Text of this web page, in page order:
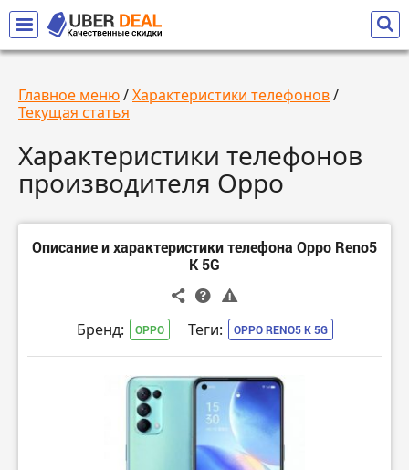
Главное меню/Характеристики телефонов/
Текущая статья
Характеристики телефонов
производителя Oppo
Описание и характеристики телефона Oppo Reno5
K 5G
Бренд: OPPO Теги: OPPO RENO5 K 5G